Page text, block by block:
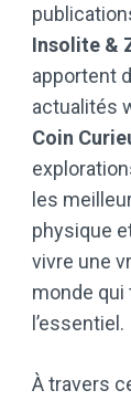
Insolite &
apportent
actualités
Coin
les
physique
vivre une
monde qui
l’essentiel.
À travers